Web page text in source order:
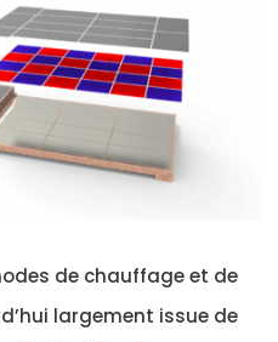
de chauffage et de
largement issue de